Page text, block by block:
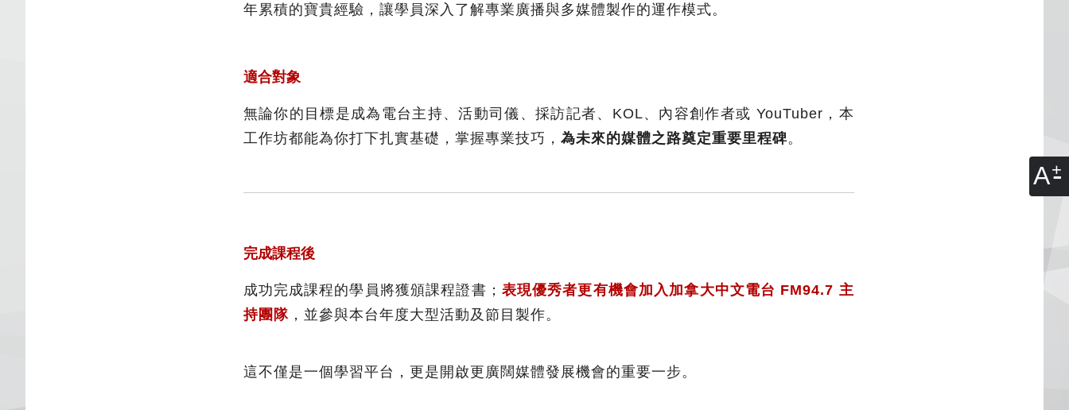
A
年累積的寶貴經驗，讓學員深入了解專業廣播與多媒體製作的運作模式。
適合對象
無論你的目標是成為電台主持、活動司儀、採訪記者、KOL、內容創作者或 YouTuber，本
工作坊都能為你打下扎實基礎，掌握專業技巧， 為未來的媒體之路奠定重要里程碑。
完成課程後
成功完成課程的學員將獲頒課程證書； 表現優秀者更有機會加入加拿大中文電台 FM94.7 主
持團隊，並參與本台年度大型活動及節目製作。
這不僅是一個學習平台，更是開啟更廣闊媒體發展機會的重要一步。